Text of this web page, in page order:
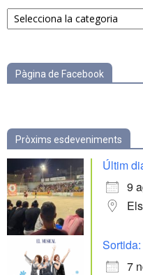
Notícies
per
Pàgina de Facebook
Pròxims esdeveniments
Últim
9
7